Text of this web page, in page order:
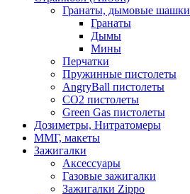
Гранаты, дымовые шашки
Гранаты
Дымы
Мины
Перчатки
Пружинные пистолеты
AngryBall пистолеты
CO2 пистолеты
Green Gas пистолеты
Дозиметры, Нитратомеры
ММГ, макеты
Зажигалки
Аксессуары
Газовые зажигалки
Зажигалки Zippo